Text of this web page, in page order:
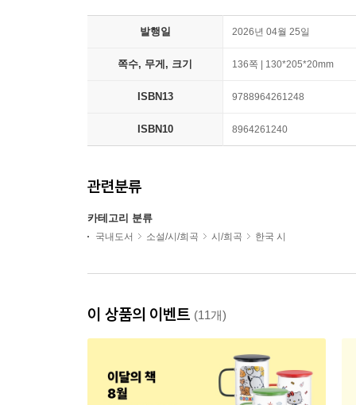
발행일 2026년 04월 25일
쪽수, 무게, 크기 136쪽 | 130*205*20mm
ISBN13 9788964261248
ISBN10 8964261240
관련분류
카테고리 분류
국내도서 소설/시/희곡 시/희곡 한국 시
이 상품의 이벤트 (11개)